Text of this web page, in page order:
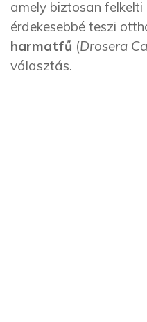
amely biztosan felkelti
érdekesebbé teszi
harmatfű (Drosera
választás.